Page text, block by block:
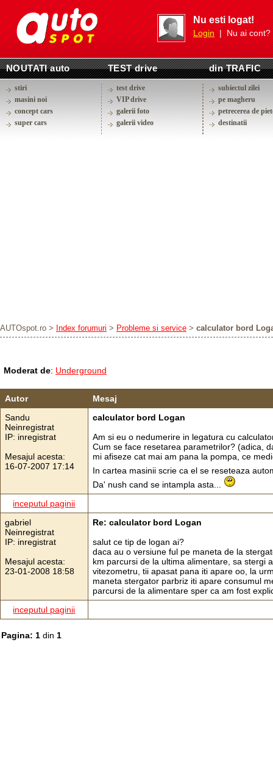
Nu esti logat!
Login| Nu ai cont?
NOUTATI auto TEST drive din TRAFIC
stiri
masini noi
concept cars
super cars
test drive
VIP drive
galerii foto
galerii video
subiectul zilei
pe magheru
petrecerea de
destinatii
AUTOspot.ro > Index forumuri > Probleme si service > calculator bord
Moderat de: Underground
Autor
Mesaj
Sandu
Neinregistrat
IP: inregistrat
Mesajul acesta:
16-07-2007 17:14
calculator bord Logan
Am si eu o nedumerire in legatura cu
Cum se face resetarea parametrilor? (adica,
mi afiseze cat mai am pana la pompa, ce
In cartea masinii scrie ca el se reseteaza
Da' nush cand se intampla asta...
inceputul paginii
gabriel
Neinregistrat
IP: inregistrat
Mesajul acesta:
23-01-2008 18:58
Re: calculator bord Logan
salut ce tip de logan ai?
daca au o versiune ful pe maneta de la
km parcursi de la ultima alimentare, sa stergi
vitezometru, tii apasat pana iti apare oo, la
maneta stergator parbriz iti apare consumul
parcursi de la alimentare sper ca am fost
inceputul paginii
Pagina: 1 din 1